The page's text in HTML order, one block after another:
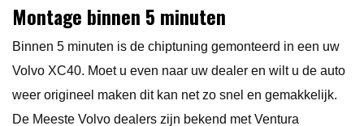
Montage binnen 5 minuten
Binnen 5 minuten is de chiptuning gemonteerd in een uw
Volvo XC40. Moet u even naar uw dealer en wilt u de auto
weer origineel maken dit kan net zo snel en gemakkelijk.
De Meeste Volvo dealers zijn bekend met Ventura